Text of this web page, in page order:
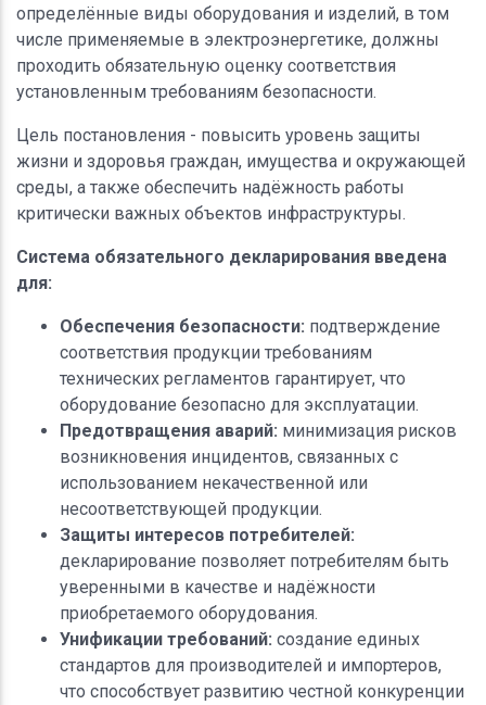
определённые виды оборудования и изделий, в том
числе применяемые в электроэнергетике, должны
проходить обязательную оценку соответствия
установленным требованиям безопасности.
Цель постановления - повысить уровень защиты
жизни и здоровья граждан, имущества и окружающей
среды, а также обеспечить надёжность работы
критически важных объектов инфраструктуры.
Система обязательного декларирования введена
для:
Обеспечения безопасности: подтверждение
соответствия продукции требованиям
технических регламентов гарантирует, что
оборудование безопасно для эксплуатации.
Предотвращения аварий: минимизация рисков
возникновения инцидентов, связанных с
использованием некачественной или
несоответствующей продукции.
Защиты интересов потребителей:
декларирование позволяет потребителям быть
уверенными в качестве и надёжности
приобретаемого оборудования.
Унификации требований: создание единых
стандартов для производителей и импортеров,
что способствует развитию честной конкуренции